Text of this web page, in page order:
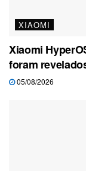
XIAOMI
Xiaomi
foram
05/08/2026